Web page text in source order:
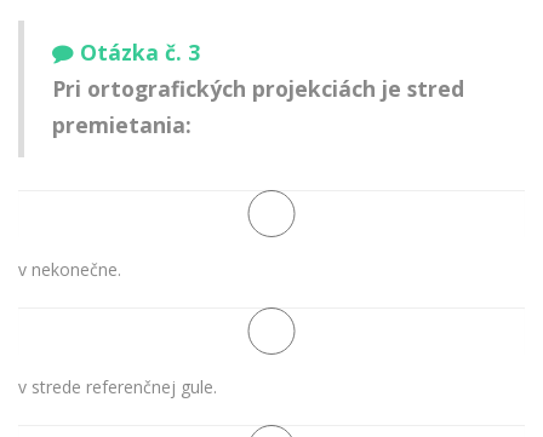
Otázka č. 3
Pri ortografických projekciách je stred
premietania:
v nekonečne.
v strede referenčnej gule.